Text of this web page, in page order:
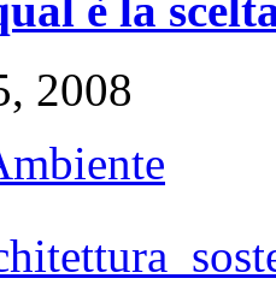
è la
2008